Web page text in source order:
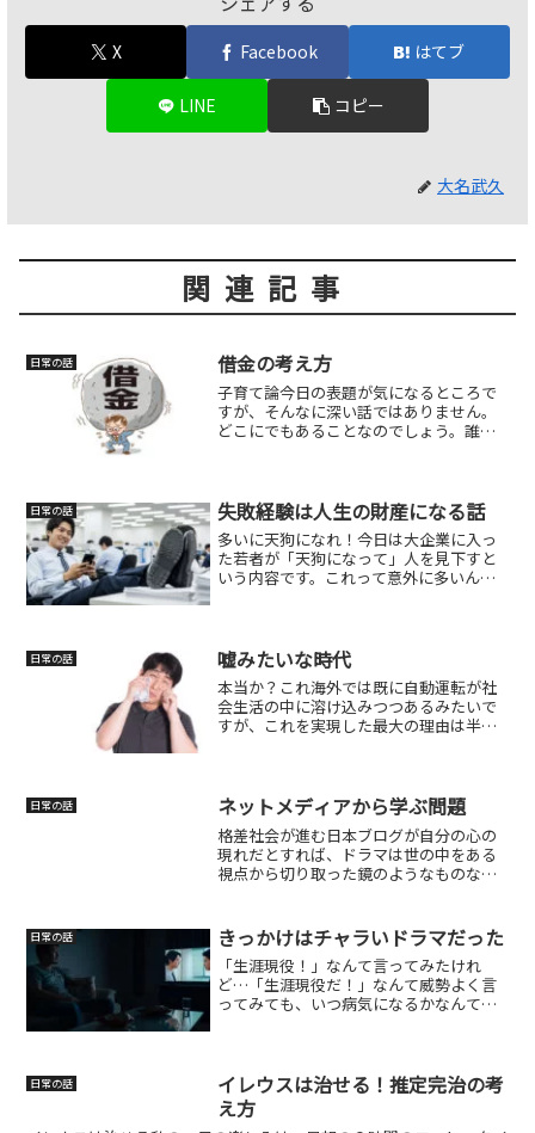
X Facebook はてブ
LINE コピー
大名武久
関連記事
日常の話 借金の考え方
子育て論今日の表題が気になるところで
すが、そんなに深い話ではありません。
どこにでもあることなのでしょう。誰が
て、親が助けるか？この類...
日常の話 失敗経験は人生の財産になる話
多いに天狗になれ！今日は大企業に入っ
た若者が「天狗になって」人を見下すと
いう内容です。これって意外に多いんだ
体験をすると仮想の世界で...
日常の話 嘘みたいな時代
本当か？これ海外では既に自動運転が社
会生活の中に溶け込みつつあるみたいで
すが、これを実現した最大の理由は半導
いますが、スマホも半導体...
日常の話 ネットメディアから学ぶ問題
格差社会が進む日本ブログが自分の心の
現れだとすれば、ドラマは世の中をある
視点から切り取った鏡のようなものなの
のまま文章に滲み出ます。怒ったり、自
論を展開したり、決めつけ...
日常の話 きっかけはチャラいドラマだった
「生涯現役！」なんて言ってみたけれ
ど…「生涯現役だ！」なんて威勢よく言
ってみても、いつ病気になるかなんて誰
なりました。入院って、本当...
日常の話
イレウスは治せる！推定完治の考
え方